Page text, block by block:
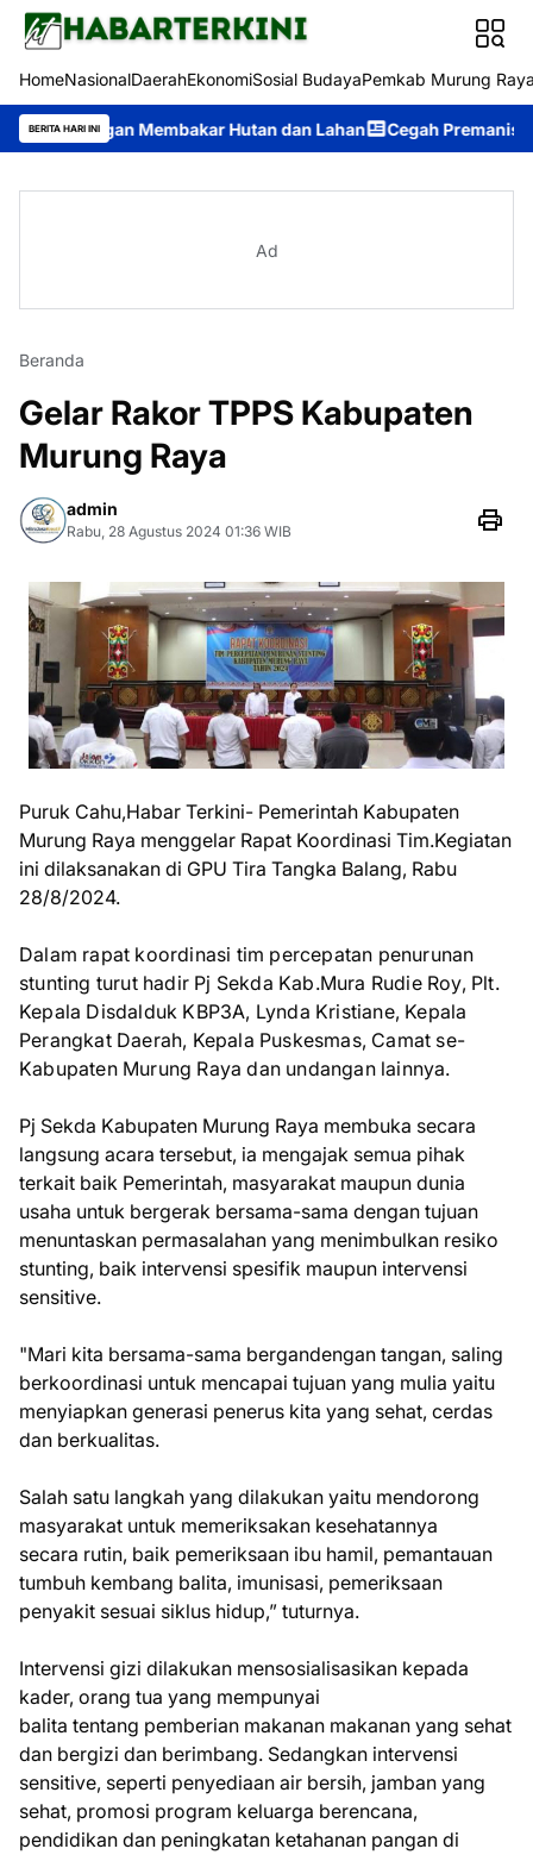
HomeNasionalDaerahEkonomiSosial BudayaPemkab Murung
BERITA HARI INI
Membakar Hutan dan Lahan Cegah Premanisme, Tim
Ad
Beranda
Gelar Rakor TPPS Kabupaten
Murung Raya
admin
Rabu, 28 Agustus 2024 01:36 WIB
Puruk Cahu,Habar Terkini- Pemerintah Kabupaten
Murung Raya menggelar Rapat Koordinasi Tim.Kegiatan
ini dilaksanakan di GPU Tira Tangka Balang, Rabu
28/8/2024.
Dalam rapat koordinasi tim percepatan penurunan
stunting turut hadir Pj Sekda Kab.Mura Rudie Roy, Plt.
Kepala Disdalduk KBP3A, Lynda Kristiane, Kepala
Perangkat Daerah, Kepala Puskesmas, Camat se-
Kabupaten Murung Raya dan undangan lainnya.
Pj Sekda Kabupaten Murung Raya membuka secara
langsung acara tersebut, ia mengajak semua pihak
terkait baik Pemerintah, masyarakat maupun dunia
usaha untuk bergerak bersama-sama dengan tujuan
menuntaskan permasalahan yang menimbulkan resiko
stunting, baik intervensi spesifik maupun intervensi
sensitive.
"Mari kita bersama-sama bergandengan tangan, saling
berkoordinasi untuk mencapai tujuan yang mulia yaitu
menyiapkan generasi penerus kita yang sehat, cerdas
dan berkualitas.
Salah satu langkah yang dilakukan yaitu mendorong
masyarakat untuk memeriksakan kesehatannya
secara rutin, baik pemeriksaan ibu hamil, pemantauan
tumbuh kembang balita, imunisasi, pemeriksaan
penyakit sesuai siklus hidup,” tuturnya.
Intervensi gizi dilakukan mensosialisasikan kepada
kader, orang tua yang mempunyai
balita tentang pemberian makanan makanan yang sehat
dan bergizi dan berimbang. Sedangkan intervensi
sensitive, seperti penyediaan air bersih, jamban yang
sehat, promosi program keluarga berencana,
pendidikan dan peningkatan ketahanan pangan di